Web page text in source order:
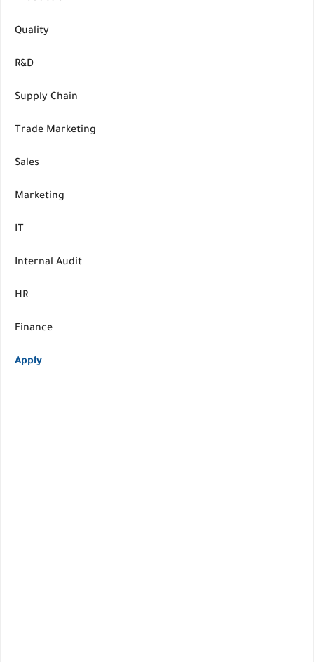
Quality
R&D
Supply Chain
Trade Marketing
Sales
Marketing
IT
Internal Audit
HR
Finance
Apply